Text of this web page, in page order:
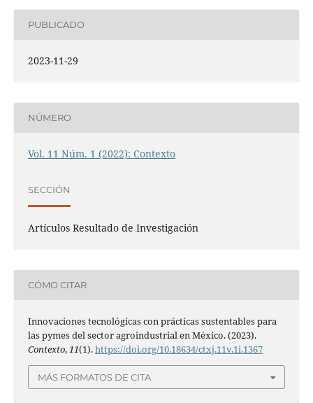
PUBLICADO
2023-11-29
NÚMERO
Vol. 11 Núm. 1 (2022): Contexto
SECCIÓN
Artículos Resultado de Investigación
CÓMO CITAR
Innovaciones tecnológicas con prácticas sustentables para
las pymes del sector agroindustrial en México. (2023).
Contexto,11(1).https://doi.org/10.18634/ctxj.11v.1i.1367
MÁS FORMATOS DE CITA